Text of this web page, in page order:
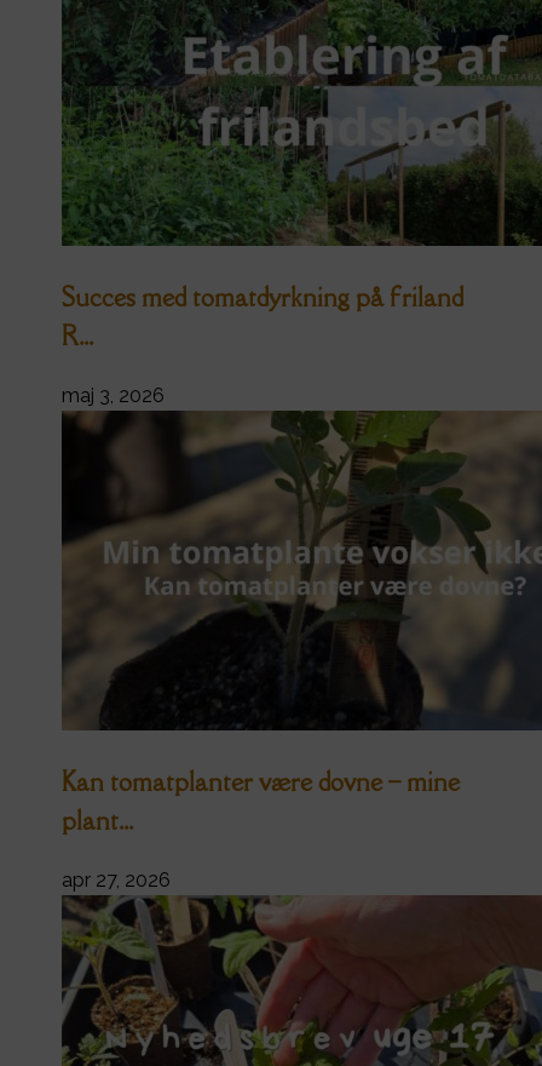
Succes med tomatdyrkning på friland
R...
maj 3, 2026
Kan tomatplanter være dovne – mine
plant...
apr 27, 2026